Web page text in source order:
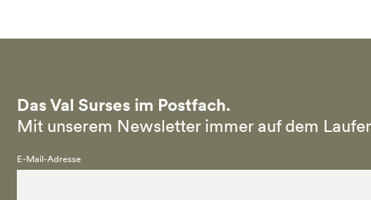
Das Val Surses im Postfach.
Mit unserem Newsletter immer auf dem
E-Mail-Adresse